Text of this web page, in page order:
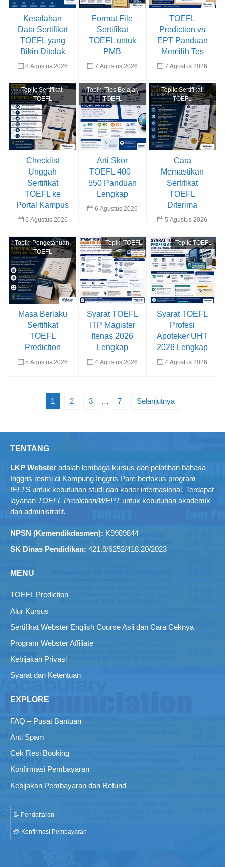
Kesalahan
Data Sertifikat
TOEFL yang
Bikin Ditolak
8 Agustus 2026
Format File
Sertifikat
TOEFL untuk
PMB
7 Agustus 2026
TOEFL
Prediction vs
EPT Panduan
Memilih Tes
7 Agustus 2026
Topik:Sertifikat,
TOEFL
Checklist
Unggah
Sertifikat
TOEFL ke
Portal Kampus
6 Agustus 2026
Topik:Tips Belajar,
TOEFL
Arti Skor
TOEFL 400–
550 Panduan
Lengkap
6 Agustus 2026
Topik:Sertifikat,
TOEFL
Cara
Memastikan
Sertifikat
TOEFL
Diterima
5 Agustus 2026
Topik: Pengetahuan,
TOEFL
Masa Berlaku
Sertifikat
TOEFL
Prediction
5 Agustus 2026
Topik: TOEFL
Syarat TOEFL
ITP Magister
Itenas 2026
Lengkap
4 Agustus 2026
Topik:TOEFL
Syarat TOEFL
Profesi
Apoteker UHT
2026 Lengkap
4 Agustus 2026
1 2 3 … 7 Selanjutnya
TENTANG
LKP Webster adalah lembaga kursus dan pelatihan bahasa
Inggris resmi di Kampung Inggris Pare berfokus program
IELTS untuk kebutuhan studi dan karier internasional. Terdapat
layanan TOEFL Prediction/WEPTuntuk kebutuhan akademik
dan administratif.
NPSN (Kemendikdasmen): K9989844
SK Dinas Pendidikan: 421.9/6252/418.20/2023
MENU
TOEFL Prediction
Alur Kursus
Sertifikat Webster English Course Asli dan Cara Ceknya
Program Webster Affiliate
Kebijakan Privasi
Syarat dan Ketentuan
EXPLORE
FAQ – Pusat Bantuan
Anti Spam
Cek Resi Booking
Konfirmasi Pembayaran
Kebijakan Pembayaran dan Refund
📝 Pendaftaran
💳 Konfirmasi Pembayaran